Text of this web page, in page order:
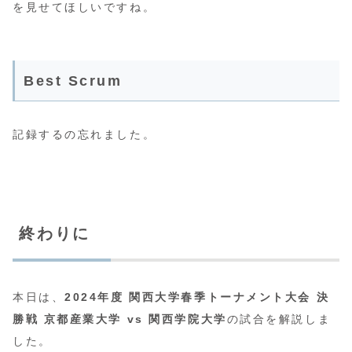
を見せてほしいですね。
Best Scrum
記録するの忘れました。
終わりに
本日は、2024年度 関西大学春季トーナメント大会 決
勝戦 京都産業大学 vs 関西学院大学の試合を解説しま
した。